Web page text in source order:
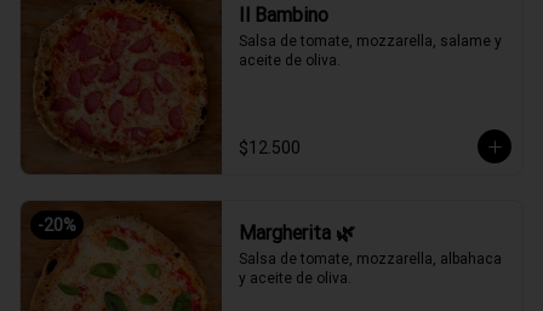
Il Bambino
Salsa de tomate, mozzarella, salame y
aceite de oliva.
$12.500
-20% Margherita 🌿
Salsa de tomate, mozzarella, albahaca
y aceite de oliva.